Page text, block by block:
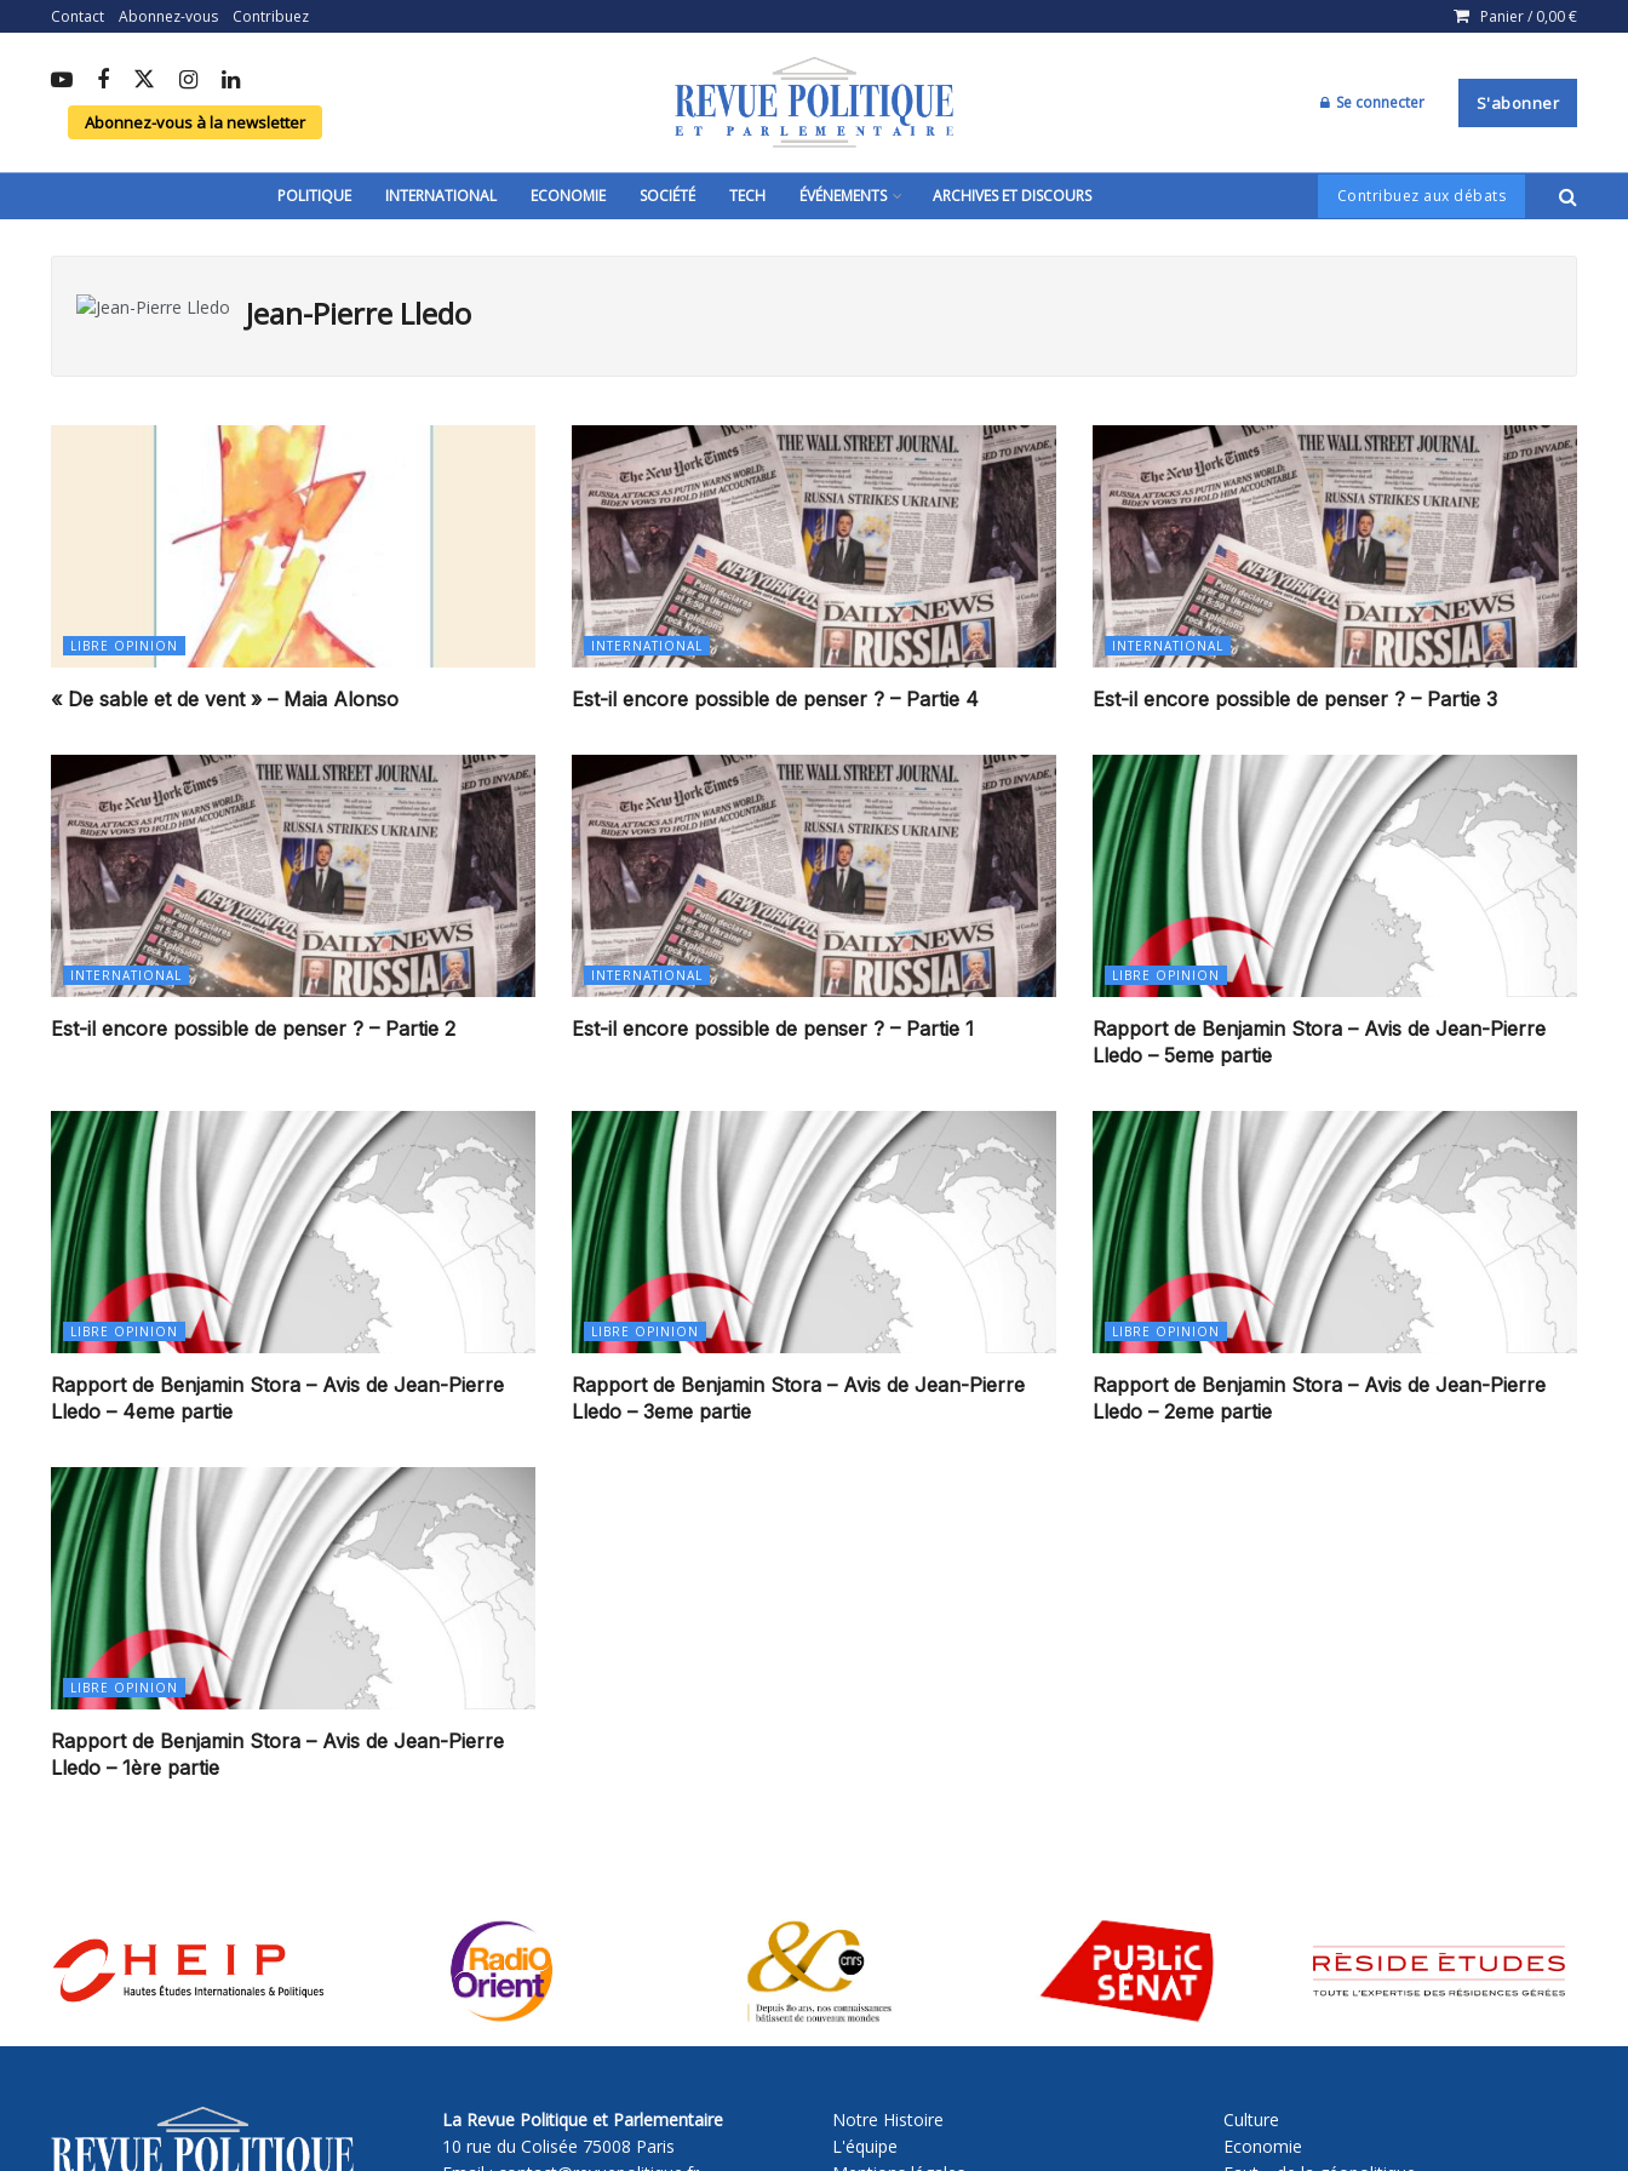
Contact Abonnez-vous Contribuez Panier / 0,00€
Abonnez-vous à la newsletter
Se connecter S'abonner
POLITIQUE INTERNATIONAL ECONOMIE SOCIÉTÉ TECH ÉVÉNEMENTS ARCHIVES ET DISCOURS Contribuez aux débats
Jean-Pierre Lledo
LIBRE OPINION
« De sable et de vent » – Maia Alonso
INTERNATIONAL
Est-il encore possible de penser ? – Partie 4
INTERNATIONAL
Est-il encore possible de penser ? – Partie 3
INTERNATIONAL
Est-il encore possible de penser ? – Partie 2
INTERNATIONAL
Est-il encore possible de penser ? – Partie 1
LIBRE OPINION
Rapport de Benjamin Stora – Avis de Jean-Pierre
Lledo – 5eme partie
LIBRE OPINION
Rapport de Benjamin Stora – Avis de Jean-Pierre
Lledo – 4eme partie
LIBRE OPINION
Rapport de Benjamin Stora – Avis de Jean-Pierre
Lledo – 3eme partie
LIBRE OPINION
Rapport de Benjamin Stora – Avis de Jean-Pierre
Lledo – 2eme partie
LIBRE OPINION
Rapport de Benjamin Stora – Avis de Jean-Pierre
Lledo – 1ère partie
La Revue Politique et Parlementaire
10 rue du Colisée 75008 Paris
Notre Histoire
L'équipe
Culture
Economie